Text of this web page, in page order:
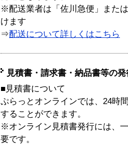
※配送業者は「佐川急便」また
けます
⇒配送について詳しくはこちら
見積書・請求書・納品書等の
■見積書について
ぷらっとオンラインでは、24時
することができます。
※オンライン見積書発行には、
要です。